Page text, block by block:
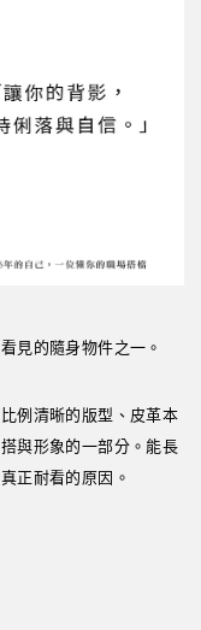
見的隨身物件之一。
例清晰的版型、皮革本
與形象的一部分。能長
正耐看的原因。